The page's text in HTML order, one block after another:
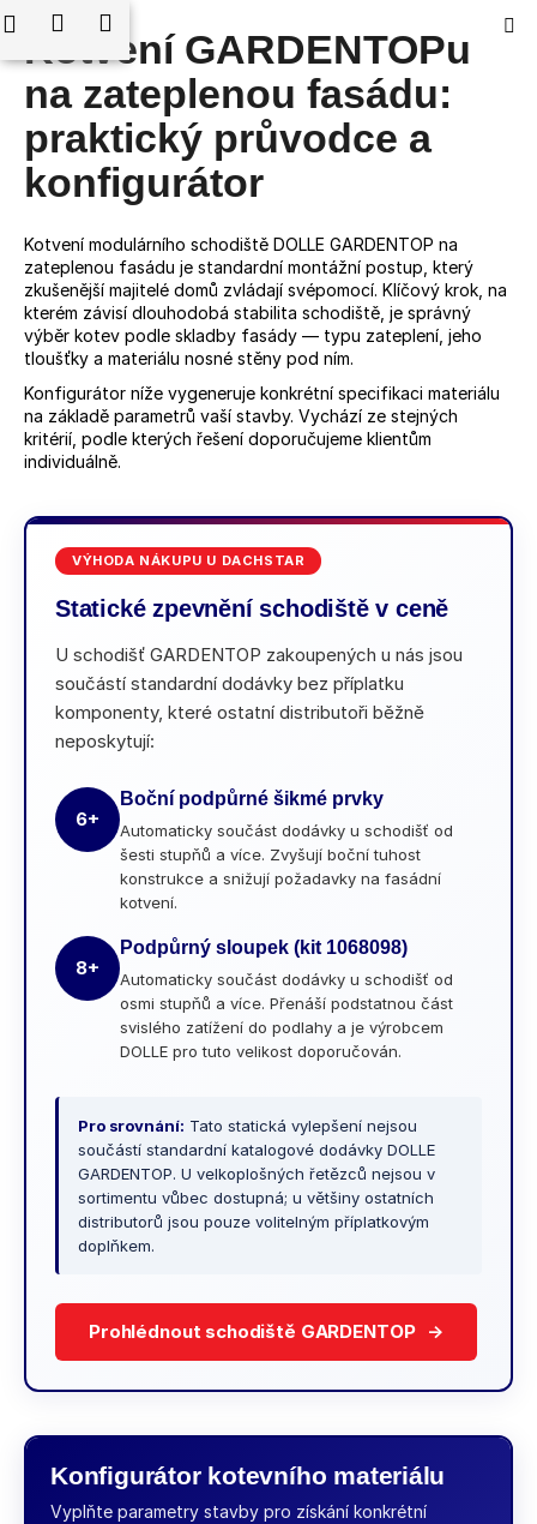
Přejít
na
obsah
PřihlášeníNákupní
košík
Kotvení GARDENTOPu
na zateplenou fasádu:
praktický průvodce a
konfigurátor
Kotvení modulárního schodiště DOLLE GARDENTOP na
zateplenou fasádu je standardní montážní postup, který
zkušenější majitelé domů zvládají svépomocí. Klíčový krok, na
kterém závisí dlouhodobá stabilita schodiště, je správný
výběr kotev podle skladby fasády — typu zateplení, jeho
tloušťky a materiálu nosné stěny pod ním.
Konfigurátor níže vygeneruje konkrétní specifikaci materiálu
na základě parametrů vaší stavby. Vychází ze stejných
kritérií, podle kterých řešení doporučujeme klientům
individuálně.
VÝHODA NÁKUPU U DACHSTAR
Statické zpevnění schodiště v ceně
U schodišť GARDENTOP zakoupených u nás jsou
součástí standardní dodávky bez příplatku
komponenty, které ostatní distributoři běžně
neposkytují:
6+
Boční podpůrné šikmé prvky
Automaticky součást dodávky u schodišť od
šesti stupňů a více. Zvyšují boční tuhost
konstrukce a snižují požadavky na fasádní
kotvení.
8+
Podpůrný sloupek (kit 1068098)
Automaticky součást dodávky u schodišť od
osmi stupňů a více. Přenáší podstatnou část
svislého zatížení do podlahy a je výrobcem
DOLLE pro tuto velikost doporučován.
Pro srovnání: Tato statická vylepšení nejsou
součástí standardní katalogové dodávky DOLLE
GARDENTOP. U velkoplošných řetězců nejsou v
sortimentu vůbec dostupná; u většiny ostatních
distributorů jsou pouze volitelným příplatkovým
doplňkem.
Prohlédnout schodiště GARDENTOP →
Konfigurátor kotevního materiálu
Vyplňte parametry stavby pro získání konkrétní
K
š
Zpět
Zpět
C
o
p
t
ř
e
b
u
j
e
t
n
HLEDAT
ANTRACITOVÝ
SLOUPEK
(RAL7016)
-
STĚNY